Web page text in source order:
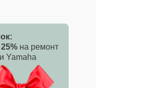
25% на ремонт
Yamaha